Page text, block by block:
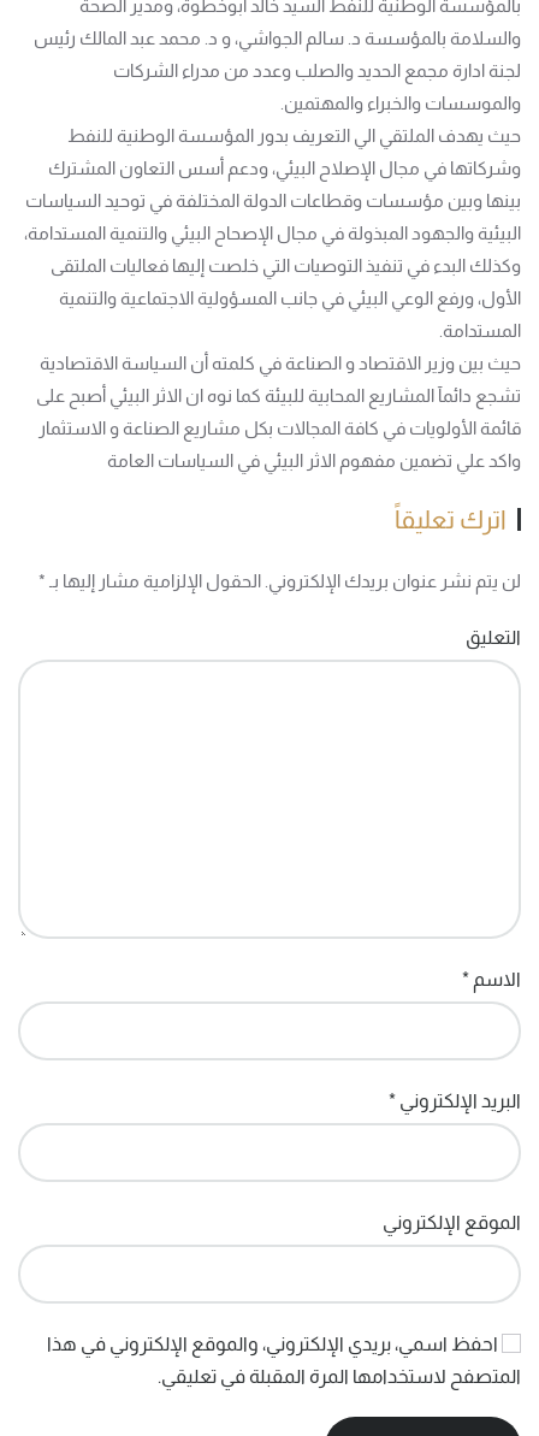
بالمؤسسة الوطنية للنفط السيد خالد أبوخطوة، ومدير الصحة
والسلامة بالمؤسسة د. سالم الجواشي، و د. محمد عبد المالك رئيس
لجنة ادارة مجمع الحديد والصلب وعدد من مدراء الشركات
والموسسات والخبراء والمهتمين.
حيث يهدف الملتقي الي التعريف بدور المؤسسة الوطنية للنفط
وشركاتها في مجال الإصلاح البيئي، ودعم أسس التعاون المشترك
بينها وبين مؤسسات وقطاعات الدولة المختلفة في توحيد السياسات
البيئية والجهود المبذولة في مجال الإصحاح البيئي والتنمية المستدامة،
وكذلك البدء في تنفيذ التوصيات التي خلصت إليها فعاليات الملتقى
الأول، ورفع الوعي البيئي في جانب المسؤولية الاجتماعية والتنمية
المستدامة.
حيث بين وزير الاقتصاد و الصناعة في كلمته أن السياسة الاقتصادية
تشجع دائمآ المشاريع المحابية للبيئة كما نوه ان الاثر البيئي أصبح على
قائمة الأولويات في كافة المجالات بكل مشاريع الصناعة و الاستثمار
واكد علي تضمين مفهوم الاثر البيئي في السياسات العامة
اترك تعليقاً
لن يتم نشر عنوان بريدك الإلكتروني. الحقول الإلزامية مشار إليها بـ *
التعليق
الاسم *
البريد الإلكتروني *
الموقع الإلكتروني
احفظ اسمي، بريدي الإلكتروني، والموقع الإلكتروني في هذا
المتصفح لاستخدامها المرة المقبلة في تعليقي.